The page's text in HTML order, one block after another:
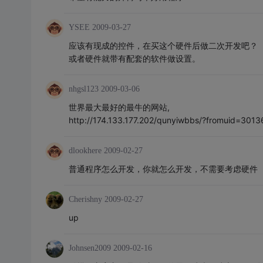
YSEE 2009-03-27
应该有现成的控件，在买这个硬件后做二次开发吧？
或者硬件就带有配套的软件做设置。
nhgsl123 2009-03-06
世界最大最好的最牛的网站,
http://174.133.177.202/qunyiwbbs/
dlookhere 2009-02-27
普通程序怎么开发，你就怎么开发，不需要考虑硬件
Cherishny 2009-02-27
up
Johnsen2009 2009-02-16